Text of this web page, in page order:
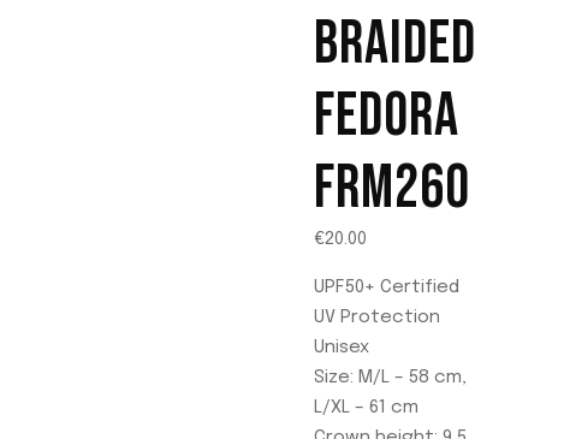
opciones
se
pueden
elegir
la
de
producto
BRAIDED
FEDORA
FRM260
€20.00
UPF50+ Certified
UV Protection
Unisex
Size: M/L – 58 cm,
L/XL – 61 cm